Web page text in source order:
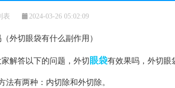
表 2024-03-26 05:02:09
解答以下的问题，外切眼袋有效果吗，外切眼
法有两种：内切除和外切除。